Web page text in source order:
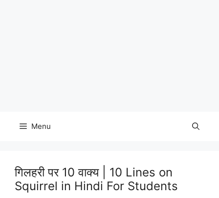
Menu
गिलहरी पर 10 वाक्य | 10 Lines on
Squirrel in Hindi For Students